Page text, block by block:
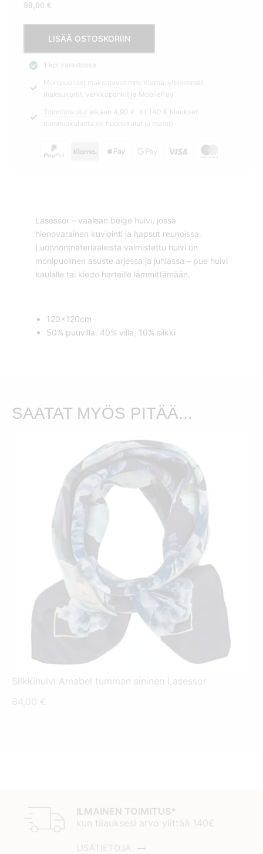
98,00 €
beige
Lasessor
määrä
LISÄÄ OSTOSKORIIN
1 kpl varastossa
Monipuoliset maksutavat
mm. Klarna, yleisimmät
maksukortit, verkkopankit ja MobilePay
Toimituskulut alkaen 4,90 €. Yli 140 € tilaukset
toimituskuluitta (ei huonekalut ja matot)
Lasessor – vaalean beige huivi, jossa
hienovarainen kuviointi ja hapsut reunoissa.
Luonnonmateriaaleista valmistettu huivi on
monipuolinen asuste arjessa ja juhlassa – pue huivi
kaulalle tai kiedo harteille lämmittämään.
120x120cm
50% puuvilla, 40% villa, 10% silkki
SAATAT MYÖS PITÄÄ...
Silkkihuivi Amabel tumman sininen Lasessor
84,00 €
ILMAINEN TOIMITUS*
kun tilauksesi arvo ylittää 140€
LISÄTIETOJA